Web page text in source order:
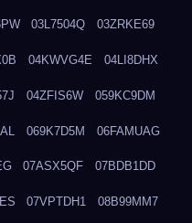
03L7504Q 03ZRKE69
04KWVG4E 04LI8DHX
04ZFIS6W 059KC9DM
069K7D5M 06FAMUAG
07ASX5QF 07BDB1DD
07VPTDH1 08B99MM7